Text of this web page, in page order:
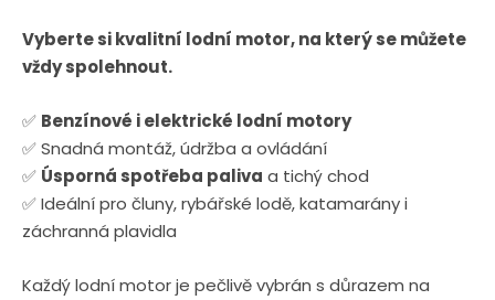
Vyberte si kvalitní lodní motor, na který se můžete
vždy spolehnout.
✅ Benzínové i elektrické lodní motory
✅ Snadná montáž, údržba a ovládání
✅ Úsporná spotřeba paliva a tichý chod
✅ Ideální pro čluny, rybářské lodě, katamarány i
záchranná plavidla
Každý lodní motor je pečlivě vybrán s důrazem na